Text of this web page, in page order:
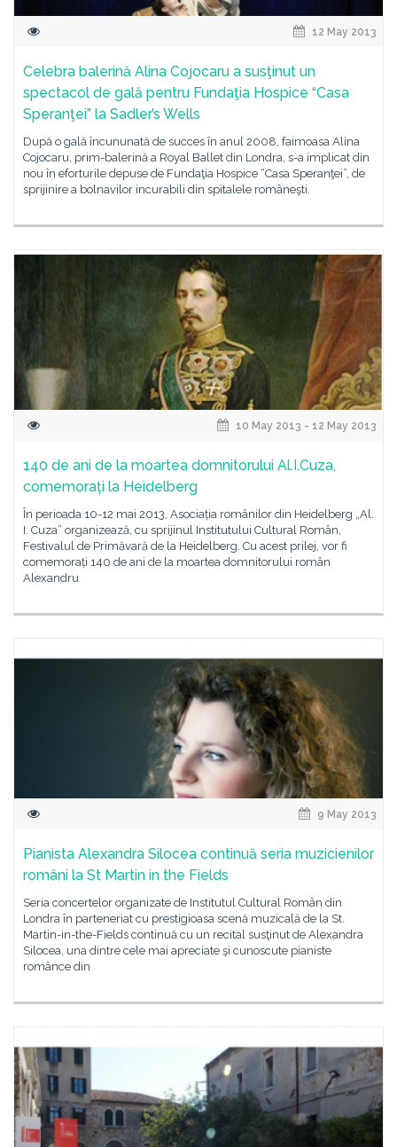
12 May 2013
Celebra balerină Alina Cojocaru a susţinut un
spectacol de gală pentru Fundaţia Hospice “Casa
Speranţei” la Sadler’s Wells
După o gală încununată de succes în anul 2008, faimoasa Alina
Cojocaru, prim-balerină a Royal Ballet din Londra, s-a implicat din
nou în eforturile depuse de Fundaţia Hospice “Casa Speranţei”, de
sprijinire a bolnavilor incurabili din spitalele româneşti.
10 May 2013 - 12 May 2013
140 de ani de la moartea domnitorului Al.I.Cuza,
comemorați la Heidelberg
În perioada 10-12 mai 2013, Asociația românilor din Heidelberg „Al.
I. Cuza” organizează, cu sprijinul Institutului Cultural Român,
Festivalul de Primăvară de la Heidelberg. Cu acest prilej, vor fi
comemorați 140 de ani de la moartea domnitorului român
Alexandru
9 May 2013
Pianista Alexandra Silocea continuă seria muzicienilor
români la St Martin in the Fields
Seria concertelor organizate de Institutul Cultural Român din
Londra în parteneriat cu prestigioasa scenă muzicală de la St.
Martin-in-the-Fields continuă cu un recital susţinut de Alexandra
Silocea, una dintre cele mai apreciate şi cunoscute pianiste
românce din